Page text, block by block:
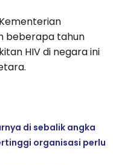
beberapa tahun
HIV di negara ini
di sebalik angka
organisasi perlu